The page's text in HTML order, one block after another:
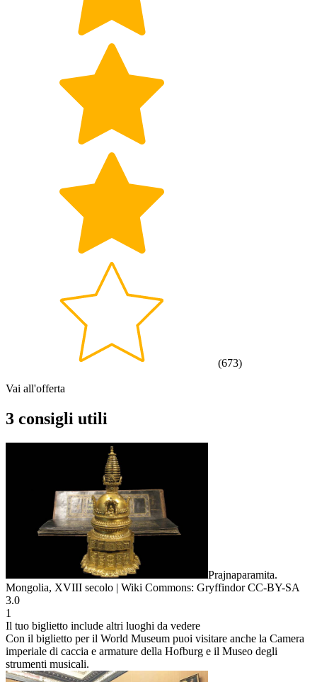
(673)
Vai all'offerta
3 consigli utili
Prajnaparamita.
Mongolia, XVIII secolo | Wiki Commons: Gryffindor CC-BY-SA
3.0
1
Il tuo biglietto include altri luoghi da vedere
Con il biglietto per il World Museum puoi visitare anche la Camera
imperiale di caccia e armature della Hofburg e il Museo degli
strumenti musicali.